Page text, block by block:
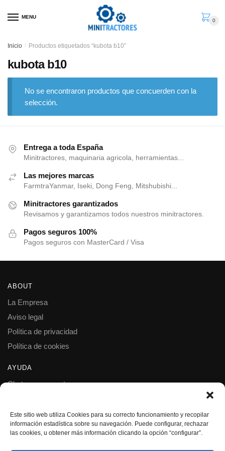
Este sitio web utiliza Cookies para su correcto funcionamiento y recopilar
información estadística sobre su navegación. Puede configurar, rechazar
las cookies, u obtener más información clicando la opción “configurar”.
MENU
0
Inicio / Productos etiquetados “kubota b10”
kubota b10
No se encontraron productos que concuerden con la
selección.
Entrega a toda España
Minitractores, maquinaria agricola, herramientas...
Las mejores marcas
FarmtraYanmar, Iseki, Dong Feng, Mitshubishi...
Minitractores garantizados
Revisamos y garantizamos todos nuestros minitractores.
Pagos seguros 100%
Pagos seguros con MasterCard / Visa
ABOUT
La Empresa
Aviso legal
Política de privacidad
Política de cookies
AYUDA
Chatea con nosotros
Contacto
SÍGUENOS